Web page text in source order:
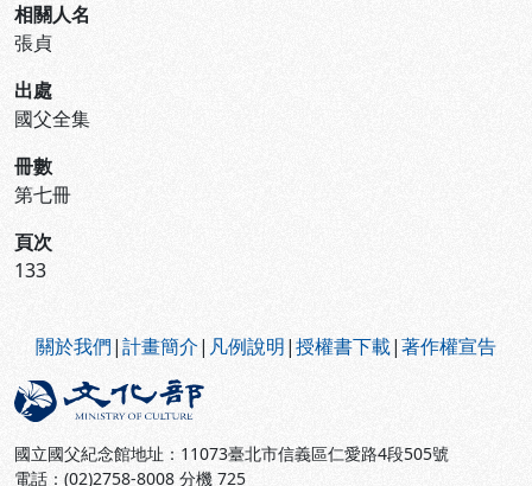
相關人名
張貞
出處
國父全集
冊數
第七冊
頁次
133
關於我們|計畫簡介| 凡例說明|授權書下載|著作權宣告
國立國父紀念館地址：11073臺北市信義區仁愛路4段505號
電話：(02)2758-8008 分機 725